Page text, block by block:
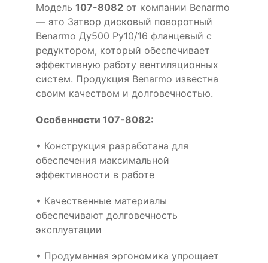
Модель 107-8082 от компании Benarmo
— это Затвор дисковый поворотный
Benarmo Ду500 Ру10/16 фланцевый с
редуктором, который обеспечивает
эффективную работу вентиляционных
систем. Продукция Benarmo известна
своим качеством и долговечностью.
Особенности 107-8082:
• Конструкция разработана для
обеспечения максимальной
эффективности в работе
• Качественные материалы
обеспечивают долговечность
эксплуатации
• Продуманная эргономика упрощает